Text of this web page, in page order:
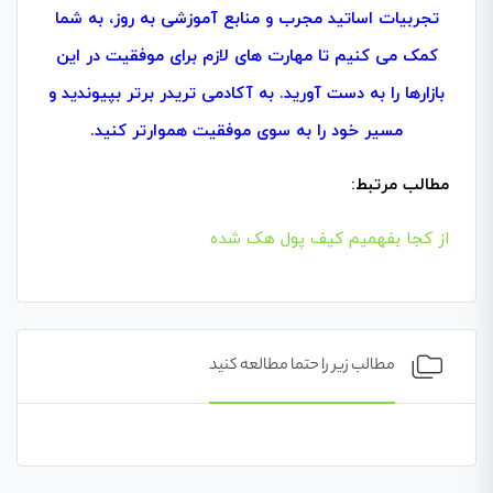
تجربیات اساتید مجرب و منابع آموزشی به‌ روز، به شما
کمک می‌ کنیم تا مهارت‌ های لازم برای موفقیت در این
بازارها را به دست آورید. به آکادمی تریدر برتر بپیوندید و
مسیر خود را به سوی موفقیت هموارتر کنید.
مطالب مرتبط:
از کجا بفهمیم کیف پول هک شده
مطالب زیر را حتما مطالعه کنید